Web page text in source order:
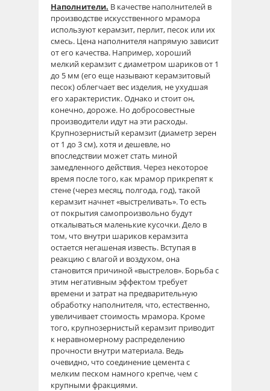
Наполнители. В качестве наполнителей в
производстве искусственного мрамора
используют керамзит, перлит, песок или их
смесь. Цена наполнителя напрямую зависит
от его качества. Например, хороший
мелкий керамзит с диаметром шариков от 1
до 5 мм (его еще называют керамзитовый
песок) облегчает вес изделия, не ухудшая
его характеристик. Однако и стоит он,
конечно, дороже. Но добросовестные
производители идут на эти расходы.
Крупнозернистый керамзит (диаметр зерен
от 1 до 3 см), хотя и дешевле, но
впоследствии может стать миной
замедленного действия. Через некоторое
время после того, как мрамор прикрепят к
стене (через месяц, полгода, год), такой
керамзит начнет «выстреливать». То есть
от покрытия самопроизвольно будут
откалываться маленькие кусочки. Дело в
том, что внутри шариков керамзита
остается негашеная известь. Вступая в
реакцию с влагой и воздухом, она
становится причиной «выстрелов». Борьба с
этим негативным эффектом требует
времени и затрат на предварительную
обработку наполнителя, что, естественно,
увеличивает стоимость мрамора. Кроме
того, крупнозернистый керамзит приводит
к неравномерному распределению
прочности внутри материала. Ведь
очевидно, что соединение цемента с
мелким песком намного крепче, чем с
крупными фракциями.